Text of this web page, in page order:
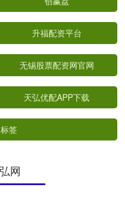
升福配资平台
无锡股票配资网官网
天弘优配APP下载
签
网